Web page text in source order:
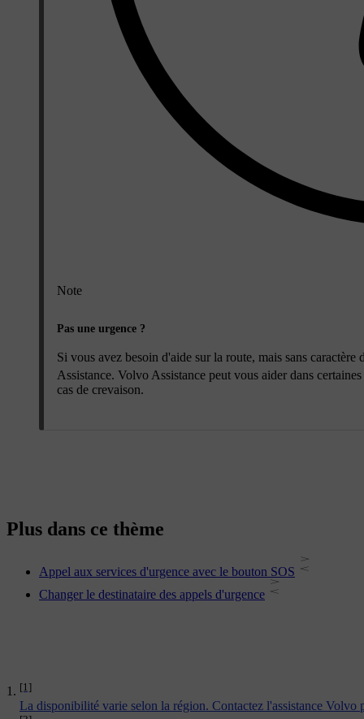
Note
Pas une urgence ?
Si vous avez besoin d'aide sur la route, mais sans
Assistance. Volvo Assistance peut vous aider dans
cas de crevaison.
[1]
La disponibilité varie selon la région. Contactez l'assistance Volvo
Plus dans ce thème
Appel aux services d'urgence avec le bouton SOS
Changer le destinataire des appels d'urgence